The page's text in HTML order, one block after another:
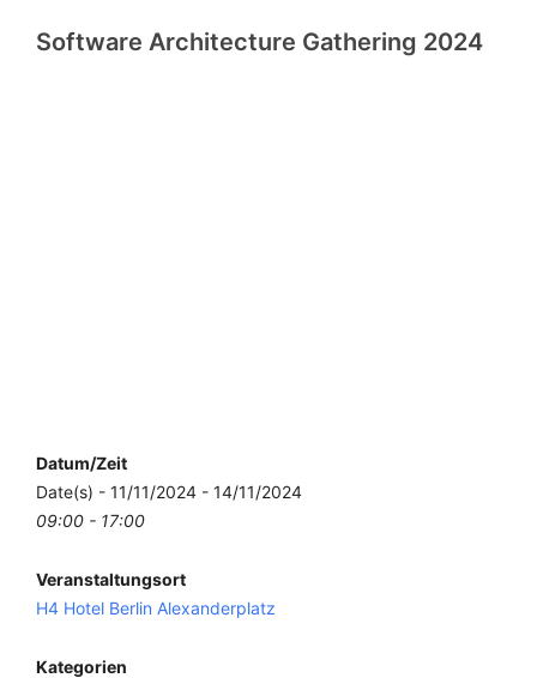
Software Architecture Gathering 2024
Datum/Zeit
Date(s) - 11/11/2024 - 14/11/2024
09:00 - 17:00
Veranstaltungsort
H4 Hotel Berlin Alexanderplatz
Kategorien